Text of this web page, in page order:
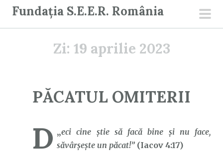
Fundația S.E.E.R. România
Zi: 19 aprilie 2023
PĂCATUL OMITERII
„
D
eci cine ştie să facă bine şi nu face,
săvârşeşte un păcat!” (Iacov 4:17)